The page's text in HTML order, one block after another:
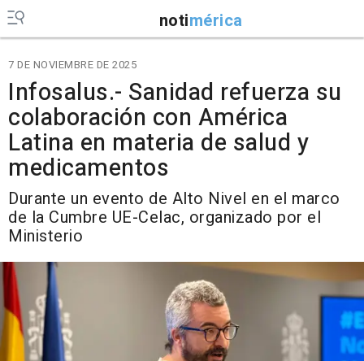
notimérica
7 DE NOVIEMBRE DE 2025
Infosalus.- Sanidad refuerza su
colaboración con América
Latina en materia de salud y
medicamentos
Durante un evento de Alto Nivel en el marco
de la Cumbre UE-Celac, organizado por el
Ministerio